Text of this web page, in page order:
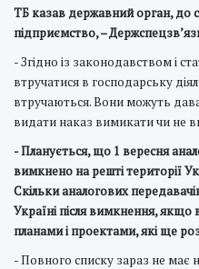
ТБ казав державний орган, до
підприємство, –
- Згідно із законодавством і
втручатися в господарську
втручаються. Вони можуть
видати наказ вимикати чи не
- Планується, що 1 вересня
вимкнено на решті території
Скільки аналогових
Україні після вимкнення,
планами і проектами, які ще
- Повного списку зараз не має